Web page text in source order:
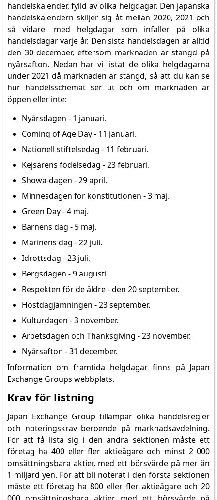
handelskalender, fylld av olika helgdagar. Den japanska
handelskalendern skiljer sig åt mellan 2020, 2021 och
så vidare, med helgdagar som infaller på olika
handelsdagar varje år. Den sista handelsdagen är alltid
den 30 december, eftersom marknaden är stängd på
nyårsafton. Nedan har vi listat de olika helgdagarna
under 2021 då marknaden är stängd, så att du kan se
hur handelsschemat ser ut och om marknaden är
öppen eller inte:
Nyårsdagen - 1 januari.
Coming of Age Day - 11 januari.
Nationell stiftelsedag - 11 februari.
Kejsarens födelsedag - 23 februari.
Showa-dagen - 29 april.
Minnesdagen för konstitutionen - 3 maj.
Green Day - 4 maj.
Barnens dag - 5 maj.
Marinens dag - 22 juli.
Idrottsdag - 23 juli.
Bergsdagen - 9 augusti.
Respekten för de äldre - den 20 september.
Höstdagjämningen - 23 september.
Kulturdagen - 3 november.
Arbetsdagen och Thanksgiving - 23 november.
Nyårsafton - 31 december.
Information om framtida helgdagar finns på Japan
Exchange Groups webbplats.
Krav för listning
Japan Exchange Group tillämpar olika handelsregler
och noteringskrav beroende på marknadsavdelning.
För att få lista sig i den andra sektionen måste ett
företag ha 400 eller fler aktieägare och minst 2 000
omsättningsbara aktier, med ett börsvärde på mer än
1 miljard yen. För att bli noterat i den första sektionen
måste ett företag ha 800 eller fler aktieägare och 20